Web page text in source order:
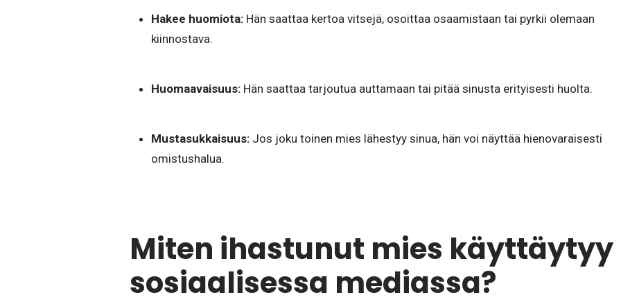
Hakee huomiota:Hän saattaa kertoa vitsejä, osoittaa osaamistaan tai pyrkii olemaan
kiinnostava.
Huomaavaisuus:Hän saattaa tarjoutua auttamaan tai pitää sinusta erityisesti huolta.
Mustasukkaisuus:Jos joku toinen mies lähestyy sinua, hän voi näyttää hienovaraisesti
omistushalua.
Miten ihastunut mies käyttäytyy
sosiaalisessa mediassa?